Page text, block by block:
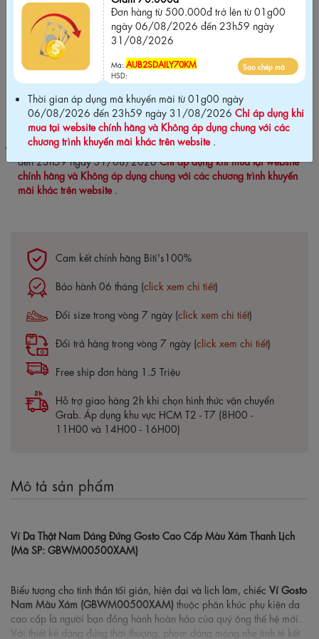
Giảm 70.000đ
Đơn hàng từ 500.000đ trở lên từ 01g00
ngày 06/08/2026 đến 23h59 ngày
31/08/2026
Mã:AUB2SDAILY70KM
HSD:
Sao chép mã
Thời gian áp dụng mã khuyến mãi từ 01g00 ngày 06/08/2026
đến 23h59 ngày 31/08/2026Chỉ áp dụng khi mua tại website
chính hãng và Không áp dụng chung với các chương trình khuyến
mãi khác trên website
Cam kết chính hãng Biti's100%
Bảo hành 06 tháng (click xem chi tiết)
Đổi size trong vòng 7 ngày (click xem chi tiết)
Đổi trả hàng trong vòng 7 ngày (click xem chi tiết)
Free ship đơn hàng 1.5 Triệu
Hỗ trợ giao hàng 2h khi chọn hình thức vận chuyển
Grab. Áp dụng khu vực HCM T2 - T7 (8H00 -
11H00 và 14H00 - 16H00)
Mô tả sản phẩm
Ví Da Thật Nam Dáng Đứng Gosto Cao Cấp Màu Xám Thanh Lịch
(Mã SP: GBWM00500XAM)
Biểu tượng cho tinh thần tối giản, hiện đại và lịch lãm, chiếc Ví Gosto
Nam Màu Xám (GBWM00500XAM) thuộc phân khúc phụ kiện da
cao cấp là người bạn đồng hành hoàn hảo của quý ông thế hệ mới.
Với thiết kế dáng đứng thời thượng, phom dáng mỏng nhẹ tinh tế kết
Đơn hàng từ 500.000đ trở lên từ 01g00
ngày 06/08/2026 đến 23h59 ngày
31/08/2026
Mã: AUB2SDAILY70KM
HSD:
Sao chép mã
Thời gian áp dụng mã khuyến mãi từ 01g00 ngày
06/08/2026 đến 23h59 ngày 31/08/2026 Chỉ áp dụng khi
mua tại website chính hãng và Không áp dụng chung với các
chương trình khuyến mãi khác trên website